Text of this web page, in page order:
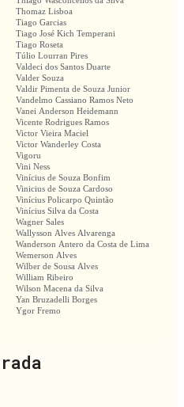
Thomaz Lisboa
Tiago Garcias
Tiago José Kich Temperani
Tiago Roseta
Túlio Lourran Pires
Valdeci dos Santos Duarte
Valder Souza
Valdir Pimenta de Souza Junior
Vandelmo Cassiano Ramos Neto
Vanei Anderson Heidemann
Vicente Rodrigues Ramos
Victor Vieira Maciel
Victor Wanderley Costa
Vigoru
Vini Ness
Vinícius de Souza Bonfim
Vinicius de Souza Cardoso
Vinícius Policarpo Quintão
Vinícius Silva da Costa
Wagner Sales
Wallysson Alves Alvarenga
Wanderson Antero da Costa de Lima
Wemerson Alves
Wilber de Sousa Alves
William Ribeiro
Wilson Macena da Silva
Yan Bruzadelli Borges
Ygor Fremo